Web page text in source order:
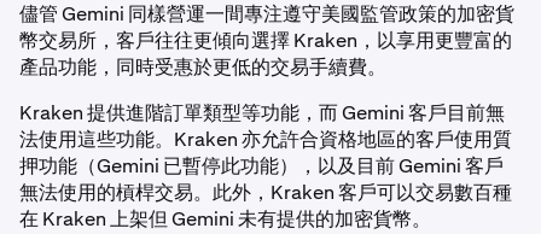
儘管 Gemini 同樣營運一間專注遵守美國監管政策的加密貨
幣交易所，客戶往往更傾向選擇 Kraken，以享用更豐富的
產品功能，同時受惠於更低的交易手續費。
Kraken 提供進階訂單類型等功能，而 Gemini 客戶目前無
法使用這些功能。Kraken 亦允許合資格地區的客戶使用質
押功能（Gemini 已暫停此功能），以及目前 Gemini 客戶
無法使用的槓桿交易。此外，Kraken 客戶可以交易數百種
在 Kraken 上架但 Gemini 未有提供的加密貨幣。